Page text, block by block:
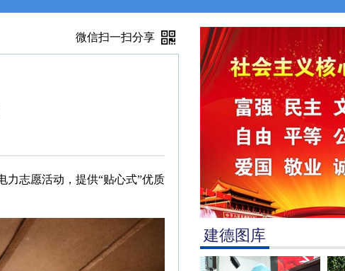
建德图库
微信扫一扫分享
力志愿活动，提供“贴心式”优质